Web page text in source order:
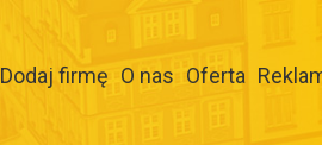
Dodaj firmę O nas Oferta